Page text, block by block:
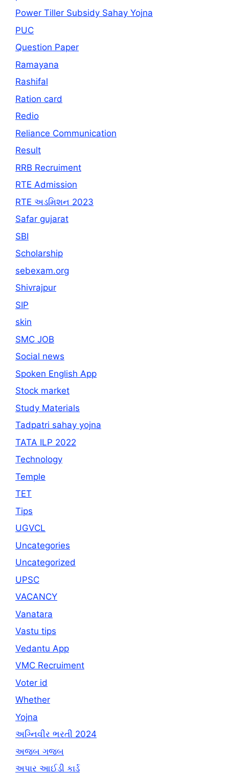
Power Tiller Subsidy Sahay Yojna
PUC
Question Paper
Ramayana
Rashifal
Ration card
Redio
Reliance Communication
Result
RRB Recruiment
RTE Admission
RTE અડમિશન 2023
Safar gujarat
SBI
Scholarship
sebexam.org
Shivrajpur
SIP
skin
SMC JOB
Social news
Spoken English App
Stock market
Study Materials
Tadpatri sahay yojna
TATA ILP 2022
Technology
Temple
TET
Tips
UGVCL
Uncategories
Uncategorized
UPSC
VACANCY
Vanatara
Vastu tips
Vedantu App
VMC Recruiment
Voter id
Whether
Yojna
અગ્નિવીર ભરતી 2024
અજબ ગજબ
અપાર આઈડી કાર્ડ